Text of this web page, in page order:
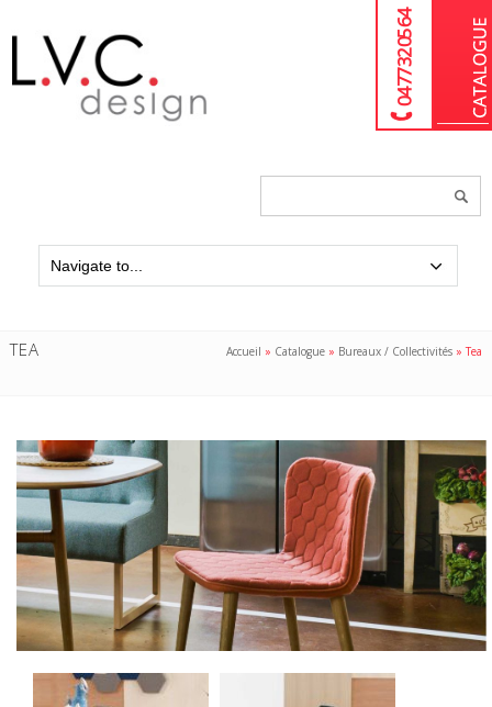
04 77 32 05 64
TEA Accueil » Catalogue » Bureaux / Collectivités »Tea